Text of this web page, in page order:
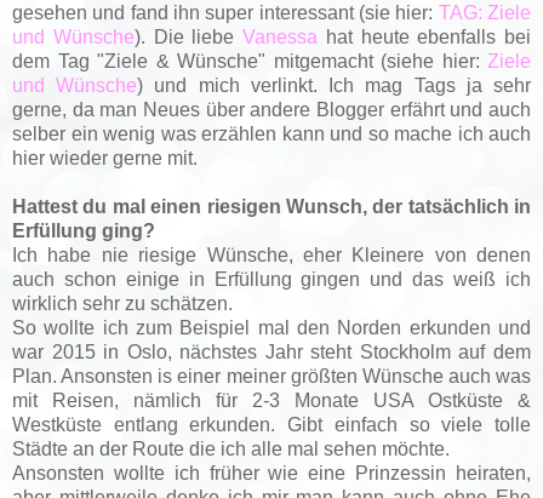
gesehen und fand ihn super interessant (sie hier: TAG: Ziele
und Wünsche). Die liebe Vanessa hat heute ebenfalls bei
dem Tag "Ziele & Wünsche" mitgemacht (siehe hier: Ziele
und Wünsche) und mich verlinkt. Ich mag Tags ja sehr
gerne, da man Neues über andere Blogger erfährt und auch
selber ein wenig was erzählen kann und so mache ich auch
hier wieder gerne mit.
Hattest du mal einen riesigen Wunsch, der tatsächlich in
Erfüllung ging?
Ich habe nie riesige Wünsche, eher Kleinere von denen
auch schon einige in Erfüllung gingen und das weiß ich
wirklich sehr zu schätzen.
So wollte ich zum Beispiel mal den Norden erkunden und
war 2015 in Oslo, nächstes Jahr steht Stockholm auf dem
Plan. Ansonsten is einer meiner größten Wünsche auch was
mit Reisen, nämlich für 2-3 Monate USA Ostküste &
Westküste entlang erkunden. Gibt einfach so viele tolle
Städte an der Route die ich alle mal sehen möchte.
Ansonsten wollte ich früher wie eine Prinzessin heiraten,